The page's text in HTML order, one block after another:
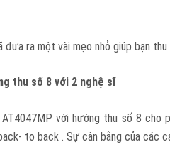
đưa ra một vài mẹo nhỏ giúp bạn
thu số 8 với 2 nghệ sĩ
với hướng thu số 8 cho
to back . Sự cân bằng của